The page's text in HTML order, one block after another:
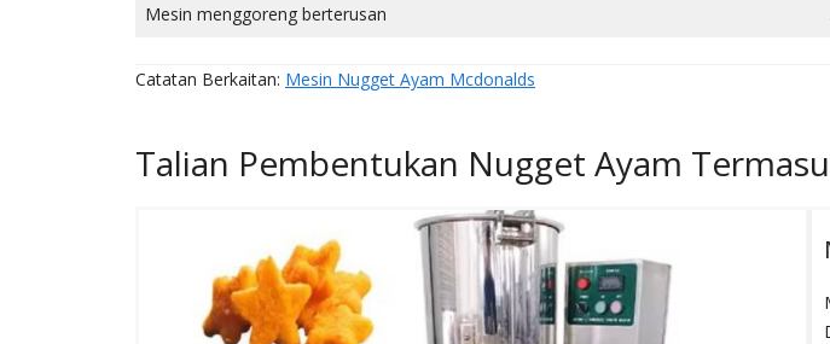
Mesin menggoreng berterusan
Catatan Berkaitan: Mesin Nugget Ayam Mcdonalds
Talian Pembentukan Nugget Ayam